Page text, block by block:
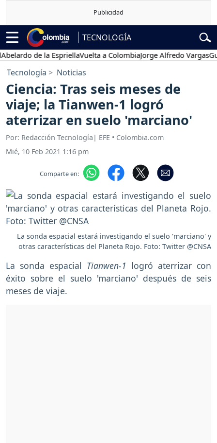
TECNOLOGÍA
de la EspriellaVuelta a ColombiaJorge Alfredo Vargas
Tecnología Noticias
Ciencia: Tras seis meses de
viaje; la Tianwen-1 logró
aterrizar en suelo 'marciano'
Por: Redacción Tecnología| EFE • Colombia.com
Mié, 10 Feb 2021 1:16 pm
Comparte en:
La sonda espacial estará investigando el suelo 'marciano' y
otras características del Planeta Rojo. Foto: Twitter @CNSA
La sonda espacial Tianwen-1 logró aterrizar con
éxito sobre el suelo 'marciano' después de seis
meses de viaje.